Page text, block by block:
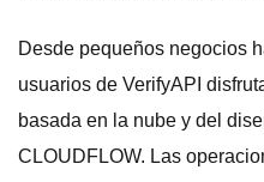
Desde pequeños negocios
usuarios de VerifyAPI
basada en la nube y del
CLOUDFLOW. Las